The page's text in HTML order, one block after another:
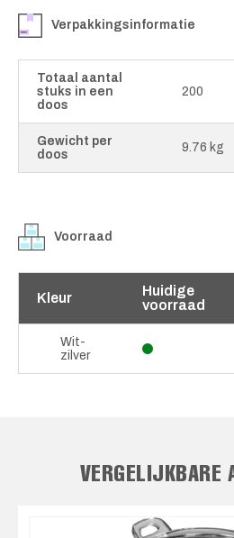
Verpakkingsinformatie
Totaal aantal
stuks in een
doos
200
Gewicht per
doos
9.76 kg
Voorraad
Kleur
Huidige
voorraad
Wit-
zilver
VERGELIJKBARE